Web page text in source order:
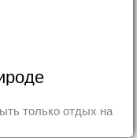
только отдых на